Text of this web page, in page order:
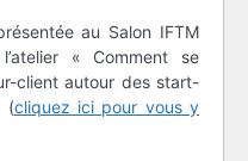
au Salon IFTM
« Comment se
client autour des start-
(cliquez ici pour vous y